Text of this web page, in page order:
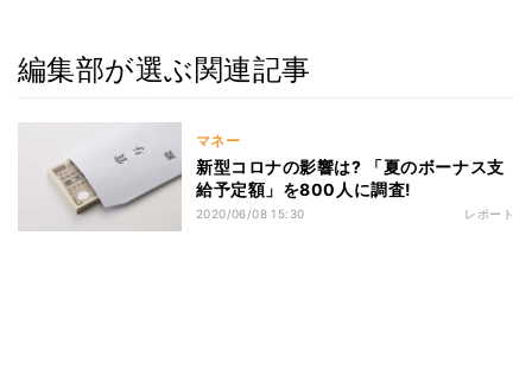
編集部が選ぶ関連記事
マネー
新型コロナの影響は? 「夏のボーナス支
給予定額」を800人に調査!
2020/06/08 15:30 レポート